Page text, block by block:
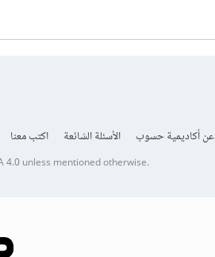
عن أكاديمية حسوب الأسئلة الشائعة اكتب معنا
4.0unless mentioned otherwise.